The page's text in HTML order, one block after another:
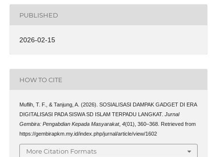
PUBLISHED
2026-02-15
HOW TO CITE
Muflih, T. F., & Tanjung, A. (2026). SOSIALISASI DAMPAK GADGET DI ERA
DIGITALISASI PADA SISWA SD ISLAM TERPADU LANGKAT. Jurnal
Gembira: Pengabdian Kepada Masyarakat, 4(01), 360–368. Retrieved from
https://gembirapkm.my.id/index.php/jurnal/article/view/1602
More Citation Formats